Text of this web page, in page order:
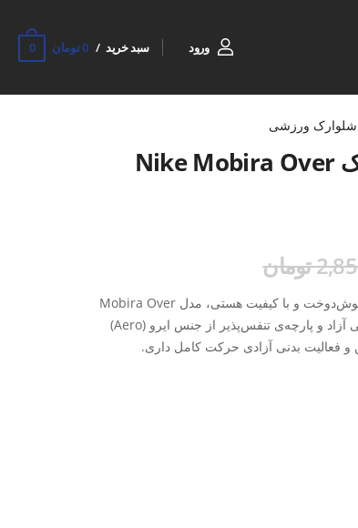
ورود سبد خرید 0 تومان 0
شلوارک ورزشی
شلوارک ورزشی مردانه نایک Nike Mobira Over
تومان
اگه دنبال یه شلوارک ورزشی مردونه راحت، خوش‌دوخت و با کیفیت هستی، مدل Mobira Over
Size M ،یه انتخاب عالیه. این شلوارک با طراحی آزاد و پارچه‌ی تنفس‌پذیر از جنس ایرو (Aero)
فعالیت بدنی آزادی حرکت کامل داری.
استفاده‌ی روزمره جواب می‌ده. دوخت تمیز و
هم هنوز مثل روز اول بمونه.
کنه.